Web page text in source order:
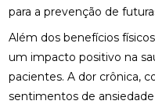
para a prevenção de
Além dos benefícios
um impacto positivo na
pacientes. A dor crônica,
sentimentos de
BENEFÍCIOS DA
BENEFÍCIOS DA
BENEFÍCIOS DA QUIROPRAXIA PARA ALIVIAR O
NERVO CIÁTICO